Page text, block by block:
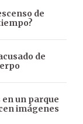
de
de
un parque
imágenes